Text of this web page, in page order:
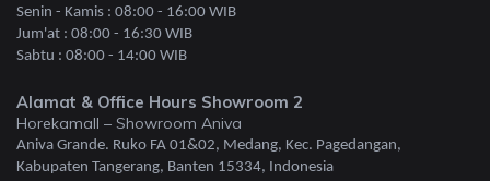
Senin - Kamis : 08:00 - 16:00 WIB
Jum'at : 08:00 - 16:30 WIB
Sabtu : 08:00 - 14:00 WIB
Alamat & Office Hours Showroom 2
Horekamall – Showroom Aniva
Aniva Grande. Ruko FA 01&02, Medang, Kec. Pagedangan,
Kabupaten Tangerang, Banten 15334, Indonesia